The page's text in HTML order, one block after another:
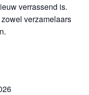
verrassend is.
verzamelaars